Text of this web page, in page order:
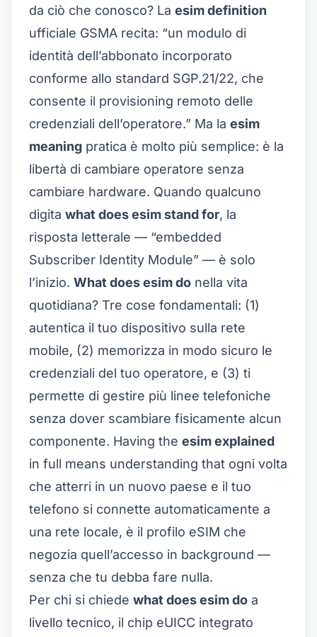
da ciò che conosco? La esim definition
ufficiale GSMA recita: “un modulo di
identità dell’abbonato incorporato
conforme allo standard SGP.21/22, che
consente il provisioning remoto delle
credenziali dell’operatore.” Ma la esim
meaning pratica è molto più semplice: è la
libertà di cambiare operatore senza
cambiare hardware. Quando qualcuno
digita what does esim stand for, la
risposta letterale — “embedded
Subscriber Identity Module” — è solo
l’inizio. What does esim do nella vita
quotidiana? Tre cose fondamentali: (1)
autentica il tuo dispositivo sulla rete
mobile, (2) memorizza in modo sicuro le
credenziali del tuo operatore, e (3) ti
permette di gestire più linee telefoniche
senza dover scambiare fisicamente alcun
componente. Having the esim explained
in full means understanding that ogni volta
che atterri in un nuovo paese e il tuo
telefono si connette automaticamente a
una rete locale, è il profilo eSIM che
negozia quell’accesso in background —
senza che tu debba fare nulla.
Per chi si chiede what does esim do a
livello tecnico, il chip eUICC integrato